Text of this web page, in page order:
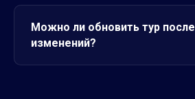
Можно ли обновить тур после
изменений?